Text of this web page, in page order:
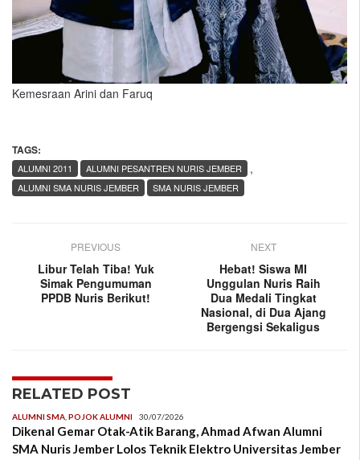
Kemesraan Arini dan Faruq
TAGS:
,
ALUMNI 2011
ALUMNI PESANTREN NURIS JEMBER
ALUMNI SMA NURIS JEMBER
SMA NURIS JEMBER
PREVIOUS
Libur Telah Tiba! Yuk
Simak Pengumuman
PPDB Nuris Berikut!
NEXT
Hebat! Siswa MI
Unggulan Nuris Raih
Dua Medali Tingkat
Nasional, di Dua Ajang
Bergengsi Sekaligus
RELATED POST
ALUMNI SMA POJOK ALUMNI 30/07/2026
Dikenal Gemar Otak-Atik Barang, Ahmad Afwan Alumni
SMA Nuris Jember Lolos Teknik Elektro Universitas Jember